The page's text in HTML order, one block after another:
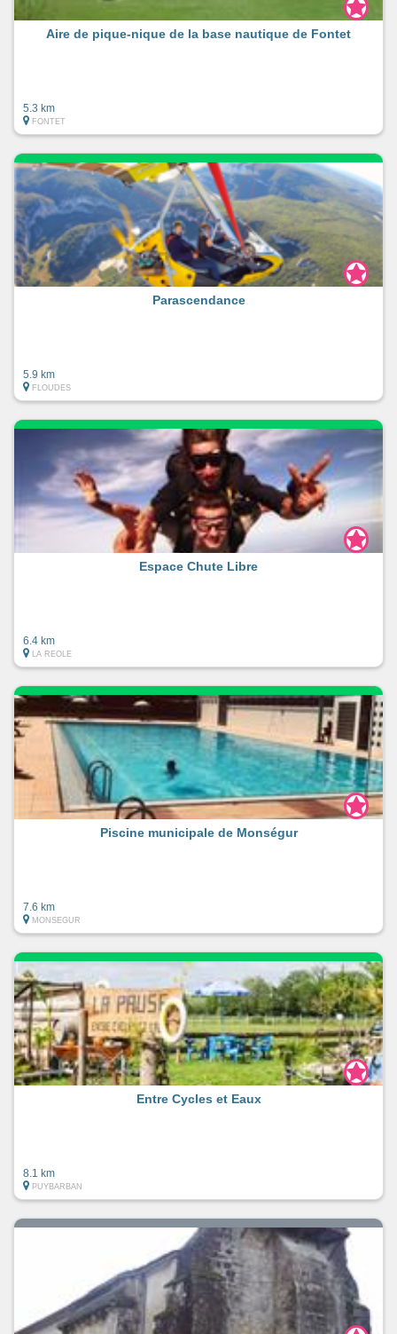
Aire de pique-nique de la base nautique de Fontet
5.3 km
FONTET
Parascendance
5.9 km
FLOUDES
Espace Chute Libre
6.4 km
LA REOLE
Piscine municipale de Monségur
7.6 km
MONSEGUR
Entre Cycles et Eaux
8.1 km
PUYBARBAN